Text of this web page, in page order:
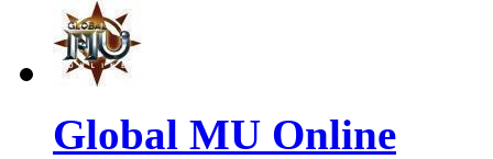
Global MU Online